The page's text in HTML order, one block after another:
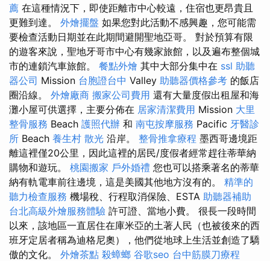
薦 在這種情況下，即使距離市中心較遠，住宿也更昂貴且
更難到達。 外燴擺盤 如果您對此活動不感興趣，您可能需
要檢查活動日期並在此期間避開聖地亞哥。 對於預算有限
的遊客來說，聖地牙哥市中心有幾家旅館，以及遍布整個城
市的連鎖汽車旅館。 餐點外燴 其中大部分集中在 ssl 助聽
器公司 Mission 台胞證台中 Valley 助聽器價格參考 的飯店
圈沿線。 外燴廠商 搬家公司費用 還有大量度假出租屋和海
灘小屋可供選擇，主要分佈在 居家清潔費用 Mission 大里
整骨服務 Beach 護照代辦 和 南屯按摩服務 Pacific 牙醫診
所 Beach 養生村 散光 沿岸。 整骨推拿療程 墨西哥邊境距
離這裡僅20公里，因此這裡的居民/度假者經常趕往蒂華納
購物和遊玩。 桃園搬家 戶外婚禮 您也可以搭乘著名的蒂華
納有軌電車前往邊境，這是美國其他地方沒有的。 精準的
聽力檢查服務 機場稅、行程取消保險、ESTA 助聽器補助
台北高級外燴服務體驗 許可證、當地小費。 很長一段時間
以來，該地區一直居住在庫米亞的土著人民（也被後來的西
班牙定居者稱為迪格尼奧），他們從地球上生活並創造了驕
傲的文化。 外燴茶點 殺蟑螂 谷歌seo 台中筋膜刀療程